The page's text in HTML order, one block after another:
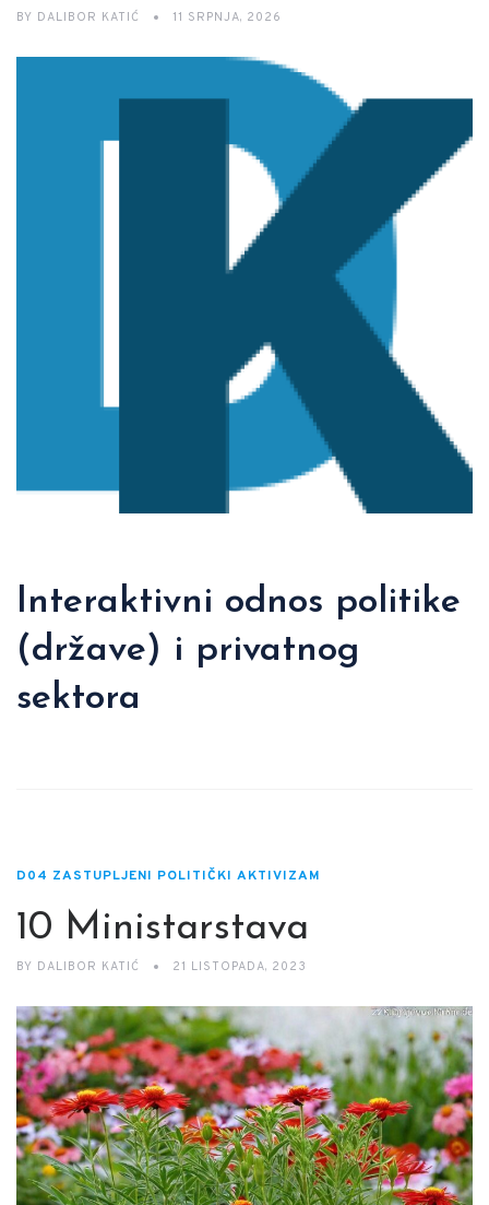
BY DALIBOR KATIĆ 11 SRPNJA, 2026
Interaktivni odnos politike
(države) i privatnog
sektora
D04 ZASTUPLJENI POLITIČKI AKTIVIZAM
10 Ministarstava
BY DALIBOR KATIĆ 21 LISTOPADA, 2023